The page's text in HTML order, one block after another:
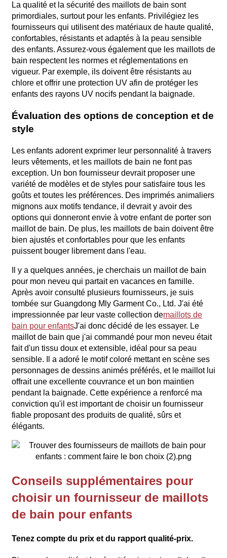
La qualité et la sécurité des maillots de bain sont
primordiales, surtout pour les enfants. Privilégiez les
fournisseurs qui utilisent des matériaux de haute qualité,
confortables, résistants et adaptés à la peau sensible
des enfants. Assurez-vous également que les maillots de
bain respectent les normes et réglementations en
vigueur. Par exemple, ils doivent être résistants au
chlore et offrir une protection UV afin de protéger les
enfants des rayons UV nocifs pendant la baignade.
Évaluation des options de conception et de
style
Les enfants adorent exprimer leur personnalité à travers
leurs vêtements, et les maillots de bain ne font pas
exception. Un bon fournisseur devrait proposer une
variété de modèles et de styles pour satisfaire tous les
goûts et toutes les préférences. Des imprimés animaliers
mignons aux motifs tendance, il devrait y avoir des
options qui donneront envie à votre enfant de porter son
maillot de bain. De plus, les maillots de bain doivent être
bien ajustés et confortables pour que les enfants
puissent bouger librement dans l'eau.
Il y a quelques années, je cherchais un maillot de bain
pour mon neveu qui partait en vacances en famille.
Après avoir consulté plusieurs fournisseurs, je suis
tombée sur Guangdong Mly Garment Co., Ltd. J'ai été
impressionnée par leur vaste collection demaillots de
bain pour enfantsJ'ai donc décidé de les essayer. Le
maillot de bain que j'ai commandé pour mon neveu était
fait d'un tissu doux et extensible, idéal pour sa peau
sensible. Il a adoré le motif coloré mettant en scène ses
personnages de dessins animés préférés, et le maillot lui
offrait une excellente couvrance et un bon maintien
pendant la baignade. Cette expérience a renforcé ma
conviction qu'il est important de choisir un fournisseur
fiable proposant des produits de qualité, sûrs et
élégants.
Conseils supplémentaires pour
choisir un fournisseur de maillots
de bain pour enfants
Tenez compte du prix et du rapport qualité-prix.